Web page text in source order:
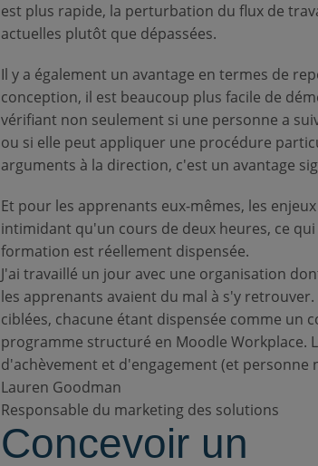
est plus rapide, la perturbation du flux de
actuelles plutôt que dépassées.
Il y a également un avantage en termes de
conception, il est beaucoup plus facile de
vérifiant non seulement si une personne a
ou si elle peut appliquer une procédure
arguments à la direction, c'est un avantage
Et pour les apprenants eux-mêmes, les
intimidant qu'un cours de deux heures, ce
formation est réellement dispensée.
J'ai travaillé un jour avec une organisation
les apprenants avaient du mal à s'y
ciblées, chacune étant dispensée comme un
programme structuré en Moodle Workplace.
d'achèvement et d'engagement (et personne
Lauren Goodman
Responsable du marketing des solutions
Concevoir un